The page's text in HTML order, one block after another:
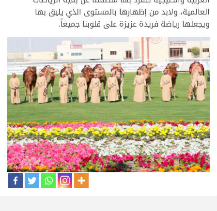
العالمية، ولابد من إظهارها بالمستوى الذي يليق بها
ويجعلها رياضة فريدة عزيزة على قلوبنا جميعاً.